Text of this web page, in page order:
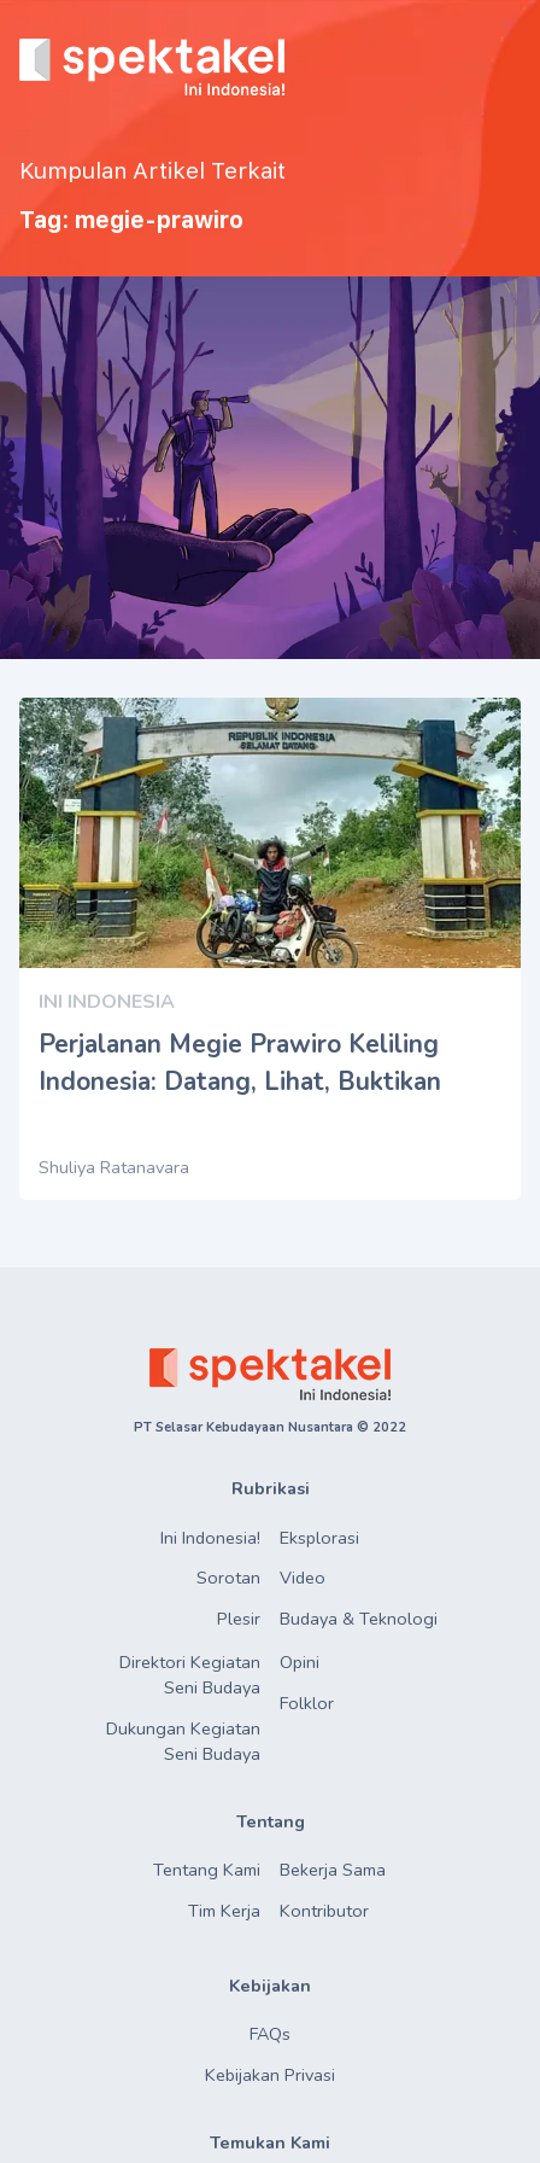
Kumpulan Artikel Terkait
Tag: megie-prawiro
INI INDONESIA
Perjalanan Megie Prawiro Keliling
Indonesia: Datang, Lihat, Buktikan
Shuliya Ratanavara
PT Selasar Kebudayaan Nusantara © 2022
Rubrikasi
Ini Indonesia!
Sorotan
Plesir
Direktori Kegiatan
Seni Budaya
Dukungan Kegiatan
Seni Budaya
Eksplorasi
Video
Budaya & Teknologi
Opini
Folklor
Tentang
Tentang Kami
Tim Kerja
Bekerja Sama
Kontributor
Kebijakan
FAQs
Kebijakan Privasi
Temukan Kami